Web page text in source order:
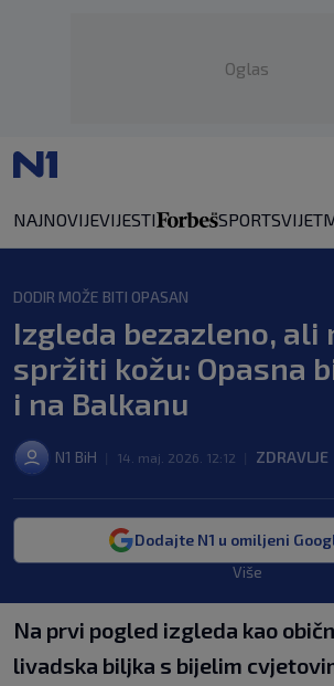
Oglas
NAJNOVIJEVIJESTI SPORTSVIJET
DODIR MOŽE BITI OPASAN
Izgleda bezazleno, ali
spržiti kožu: Opasna
i na Balkanu
N1 BiH 14. maj. 2026. 12:12 ZDRAVLJE
Dodajte N1 u omiljeni
Više
Na prvi pogled izgleda kao
livadska biljka s bijelim